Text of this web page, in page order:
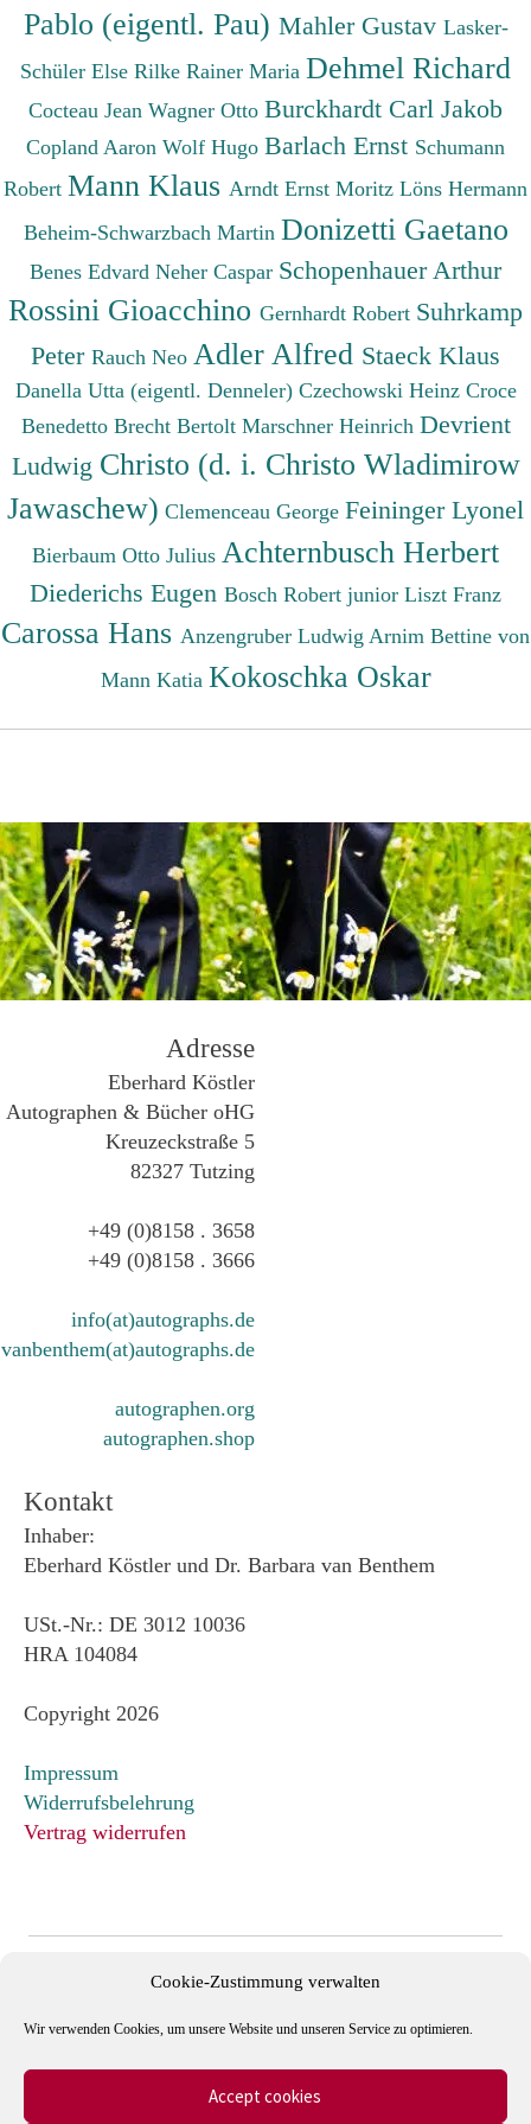
Cookie-Zustimmung verwalten
Wir verwenden Cookies, um unsere Website und unseren Service zu optimieren.
Accept cookies
Pablo (eigentl. Pau) Mahler Gustav Lasker-
Schüler Else Rilke Rainer Maria Dehmel Richard
Cocteau Jean Wagner Otto Burckhardt Carl Jakob
Copland Aaron Wolf Hugo Barlach Ernst Schumann
Robert Mann Klaus Arndt Ernst Moritz Löns Hermann
Beheim-Schwarzbach Martin Donizetti Gaetano
Benes Edvard Neher Caspar Schopenhauer Arthur
Rossini Gioacchino Gernhardt Robert Suhrkamp
Peter Rauch Neo Adler Alfred Staeck Klaus
Danella Utta (eigentl. Denneler) Czechowski Heinz Croce
Benedetto Brecht Bertolt Marschner Heinrich Devrient
Ludwig Christo (d. i. Christo Wladimirow
Jawaschew) Clemenceau George Feininger Lyonel
Bierbaum Otto Julius Achternbusch Herbert
Diederichs Eugen Bosch Robert junior Liszt Franz
Carossa Hans Anzengruber Ludwig Arnim Bettine von
Mann Katia Kokoschka Oskar
Adresse
Eberhard Köstler
Autographen & Bücher oHG
Kreuzeckstraße 5
82327 Tutzing
+49 (0)8158 . 3658
+49 (0)8158 . 3666
info(at)autographs.de
vanbenthem(at)autographs.de
autographen.org
autographen.shop
Kontakt
Inhaber:
Eberhard Köstler und Dr. Barbara van Benthem
USt.-Nr.: DE 3012 10036
HRA 104084
Copyright 2026
Impressum
Widerrufsbelehrung
Vertrag widerrufen